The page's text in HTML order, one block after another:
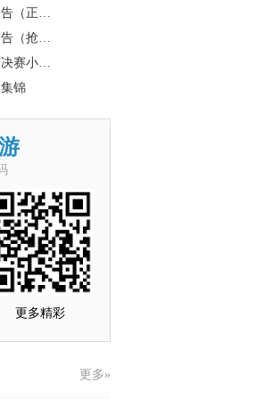
告（正…
告（抢…
决赛小…
锦
更多精彩
更多»